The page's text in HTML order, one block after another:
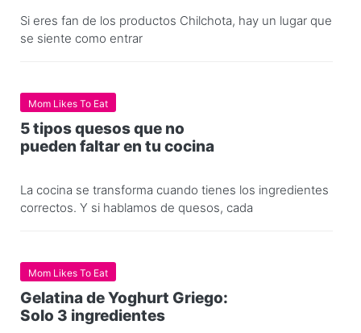
Si eres fan de los productos Chilchota, hay un lugar que
se siente como entrar
Mom Likes To Eat
5 tipos quesos que no
pueden faltar en tu cocina
La cocina se transforma cuando tienes los ingredientes
correctos. Y si hablamos de quesos, cada
Mom Likes To Eat
Gelatina de Yoghurt Griego:
Solo 3 ingredientes